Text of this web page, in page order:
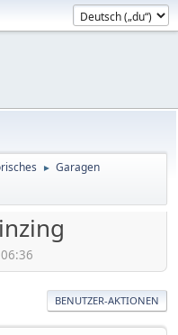
► Garagen
BENUTZER-AKTIONEN